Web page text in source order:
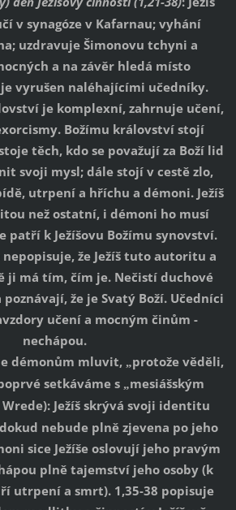
v synagóze v Kafarnau; vyhání
uzdravuje Šimonovu tchyni a
a na závěr hledá místo
vyrušen naléhajícími učedníky.
je komplexní, zahrnuje učení,
Božímu království stojí
těch, kdo se považují za Boží lid
svoji mysl; dále stojí v cestě zlo,
utrpení a hříchu a démoni. Ježíš
než ostatní, i démoni ho musí
patří k Ježíšovu Božímu synovství.
že Ježíš tuto autoritu a
ji má tím, čím je. Nečistí duchové
že je Svatý Boží. Učedníci
učení a mocným činům -
nechápou.
démonům mluvit, „protože věděli,
setkáváme s „mesiášským
Wrede): Ježíš skrývá svoji identitu
nebude plně zjevena po jeho
sice Ježíše oslovují jeho pravým
plně tajemství jeho osoby (k
utrpení a smrt). 1,35-38 popisuje